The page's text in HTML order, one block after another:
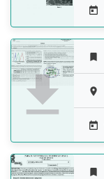





